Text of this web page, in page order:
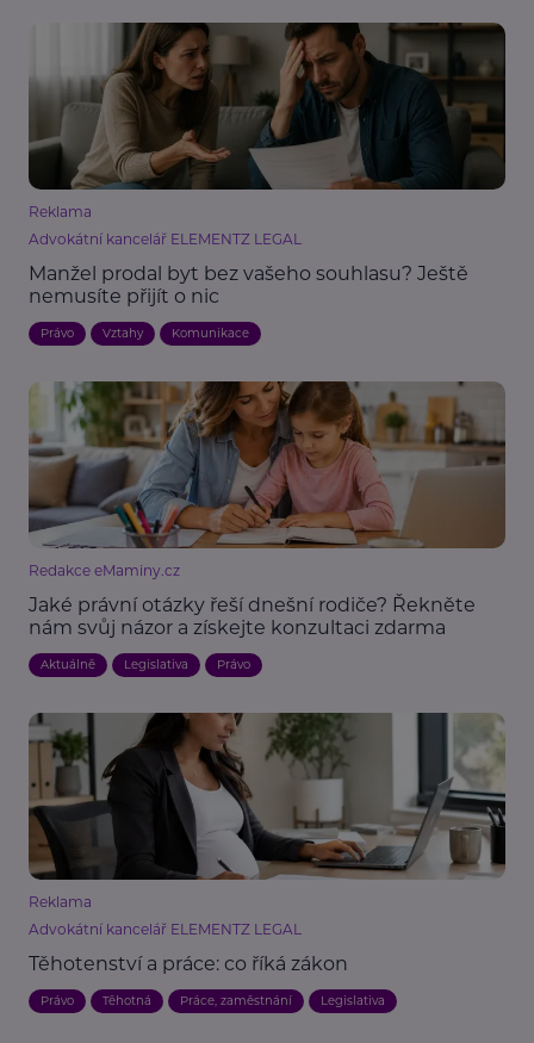
Reklama
Advokátní kancelář ELEMENTZ LEGAL
Manžel prodal byt bez vašeho souhlasu? Ještě
nemusíte přijít o nic
Právo Vztahy Komunikace
Redakce eMaminy.cz
Jaké právní otázky řeší dnešní rodiče? Řekněte
nám svůj názor a získejte konzultaci zdarma
Aktuálně Legislativa Právo
Reklama
Advokátní kancelář ELEMENTZ LEGAL
Těhotenství a práce: co říká zákon
Právo Těhotná Práce, zaměstnání Legislativa